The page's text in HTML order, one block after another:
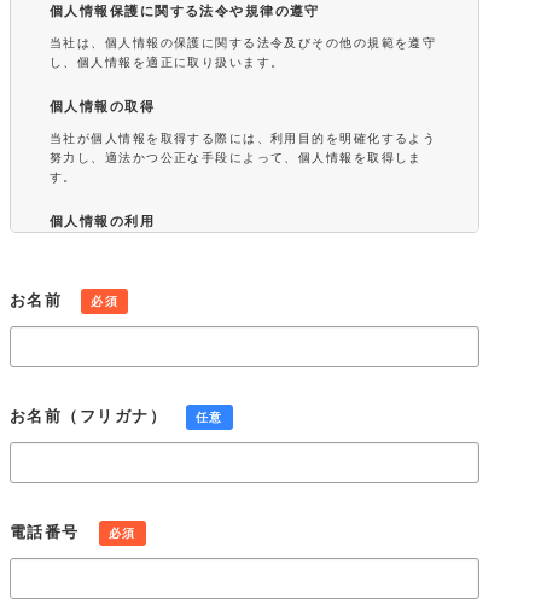
個人情報保護に関する法令や規律の遵守
当社は、個人情報の保護に関する法令及びその他の規範を遵守
し、個人情報を適正に取り扱います。
個人情報の取得
当社が個人情報を取得する際には、利用目的を明確化するよう
努力し、適法かつ公正な手段によって、個人情報を取得しま
す。
個人情報の利用
な限りにおいて利用します。また、個人情報を第三者との間で
共同利用し、または、個人情報の取扱いを第三者に委託する場
合には、共同利用の相手方および第三者について個人情報の適
当社は、法令に定める場合を除き、個人情報を事前に本人の同
意を得ることなく第三者に提供しません。
個人情報の管理
当社は、個人情報の正確性および最新性を保ち、安全に管理す
るとともに個人情報の紛失、改ざん、漏えいなどを防止するた
め、必要かつ適正な情報セキュリティー対策を実現します。
個人情報の開示・訂正・利用停止・消去
お名前 必須
お名前（フリガナ） 任意
電話番号 必須